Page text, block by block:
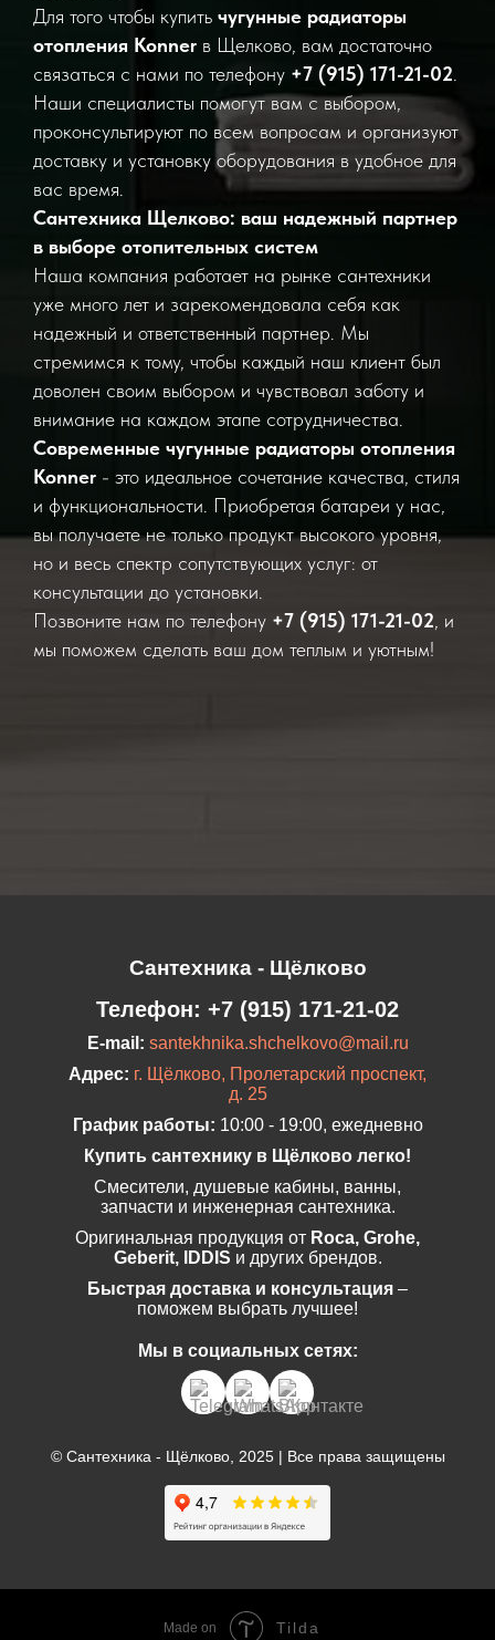
Для того чтобы купить чугунные радиаторы
отопления Konner в Щелково, вам достаточно
связаться с нами по телефону +7 (915) 171-21-02
Наши специалисты помогут вам с выбором,
проконсультируют по всем вопросам и организуют
доставку и установку оборудования в удобное для
вас время.
Сантехника Щелково: ваш надежный партнер
в выборе отопительных систем
Наша компания работает на рынке сантехники
уже много лет и зарекомендовала себя как
надежный и ответственный партнер. Мы
стремимся к тому, чтобы каждый наш клиент был
доволен своим выбором и чувствовал заботу и
внимание на каждом этапе сотрудничества.
Современные чугунные радиаторы отопления
Konner - это идеальное сочетание качества, стиля
и функциональности. Приобретая батареи у нас,
вы получаете не только продукт высокого уровня,
но и весь спектр сопутствующих услуг: от
консультации до установки.
Позвоните нам по телефону +7 (915) 171-21-02 , и
мы поможем сделать ваш дом теплым и уютным!
Сантехника - Щёлково
Телефон: +7 (915) 171-21-02
E-mail: santekhnika.shchelkovo@mail.ru
Адрес: г. Щёлково, Пролетарский проспект,
д. 25
График работы: 10:00 - 19:00, ежедневно
Купить сантехнику в Щёлково легко!
Смесители, душевые кабины, ванны,
запчасти и инженерная сантехника.
Оригинальная продукция от Roca, Grohe,
Geberit, IDDIS и других брендов.
Быстрая доставка и консультация –
поможем выбрать лучшее!
Мы в социальных сетях:
© Сантехника - Щёлково, 2025 | Все права защищены
Made on Tilda